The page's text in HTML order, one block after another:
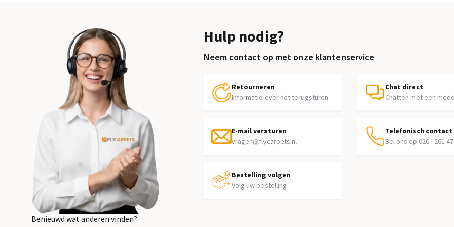
Hulp nodig?
Neem contact op met onze klantenservice
Retourneren
Informatie over het terugsturen
Chat direct
Chatten met een
E-mail versturen
vragen@flycarpets.nl
Telefonisch contact
Bel ons op 020 - 261
Bestelling volgen
Volg uw bestelling
Benieuwd wat anderen vinden?